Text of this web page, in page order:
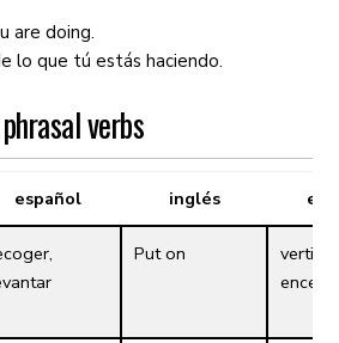
are doing.
lo que tú estás haciendo.
verbs
español inglés
Put on